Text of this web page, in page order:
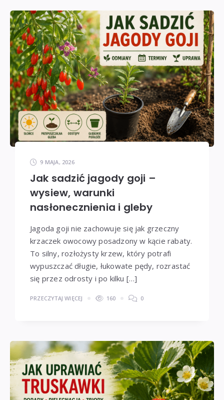
9 MAJA, 2026
Jak sadzić jagody goji –
wysiew, warunki
nasłonecznienia i gleby
Jagoda goji nie zachowuje się jak grzeczny
krzaczek owocowy posadzony w kącie rabaty.
To silny, rozłożysty krzew, który potrafi
wypuszczać długie, łukowate pędy, rozrastać
się przez odrosty i po kilku […]
PRZECZYTAJ WIĘCEJ 160 0